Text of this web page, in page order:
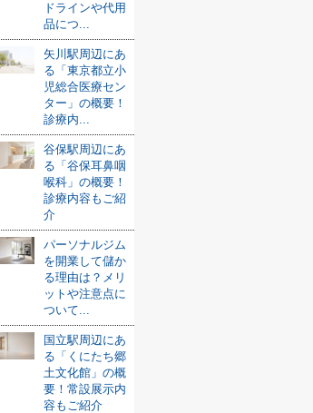
ドラインや代用
品につ...
矢川駅周辺にあ
る「東京都立小
児総合医療セン
ター」の概要！
診療内...
谷保駅周辺にあ
る「谷保耳鼻咽
喉科」の概要！
診療内容もご紹
介
パーソナルジム
を開業して儲か
る理由は？メリ
ットや注意点に
ついて...
国立駅周辺にあ
る「くにたち郷
土文化館」の概
要！常設展示内
容もご紹介